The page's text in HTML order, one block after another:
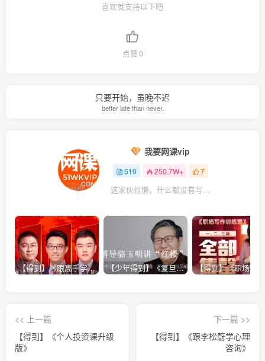
喜欢就支持以下吧
点赞0
只要开始，虽晚不迟
better late than never.
我要网课vip
519 250.7W+ 7
这家伙很懒，什么都没有写...
【得到】《跟高手学销售系列课》 【少年得到】《复旦博导骆玉明讲“红楼”》
<< 上一篇
【得到】《个人投资课升级
版》
下一篇 >>
【得到】《跟李松蔚学心理
咨询》